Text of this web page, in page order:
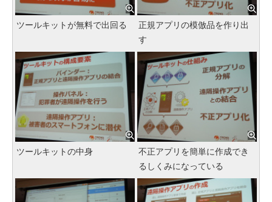
ツールキットが無料で出回る
正規アプリの模倣品を作り出
す
ツールキットの中身
不正アプリを簡単に作成でき
るしくみになっている